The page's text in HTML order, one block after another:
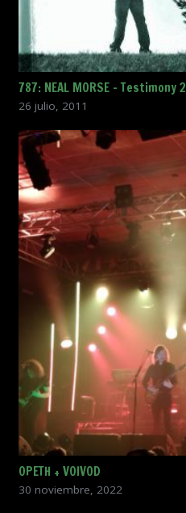
787: NEAL MORSE – Testimony 2
26 julio, 2011
OPETH + VOIVOD
30 noviembre, 2022